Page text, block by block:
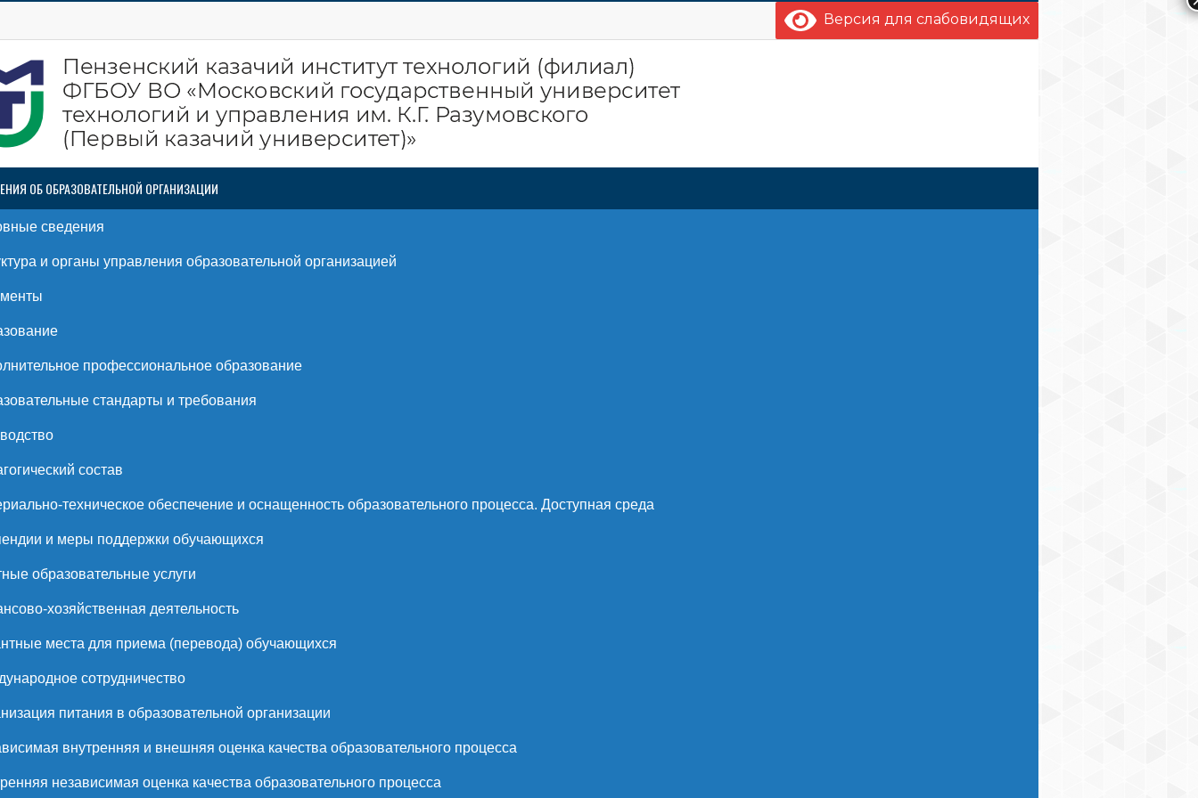
Версия для слабовидящих
ОБ ОБРАЗОВАТЕЛЬНОЙ ОРГАНИЗАЦИИ
сведения
и органы управления образовательной организацией
профессиональное образование
стандарты и требования
состав
техническое обеспечение и оснащенность образовательного процесса. Доступная среда
и меры поддержки обучающихся
образовательные услуги
хозяйственная деятельность
места для приема (перевода) обучающихся
сотрудничество
питания в образовательной организации
внутренняя и внешняя оценка качества образовательного процесса
независимая оценка качества образовательного процесса